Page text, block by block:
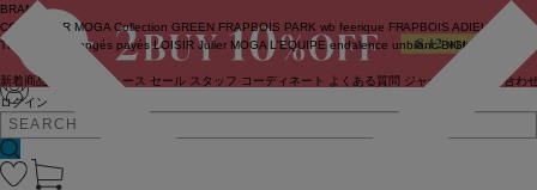
ログイン
BRAND
COUTURIER MOGA Collection GREEN FRAPBOIS PARK wb feerique FRAPBOIS ADIEU
TRISTESSE
congés payés LOISIR Julier MOGA L'EQUIPE endalence unbilanc BIGI online store
新着商品 ニュース セール スタッフ コーディネート よくある質問 ジャーナル お問い合わ